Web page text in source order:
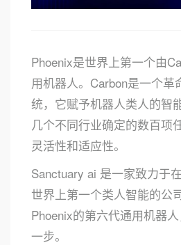
Phoenix是世界上第一个由
用机器人。Carbon是一个革
统，它赋予机器人类人的智
几个不同行业确定的数百项
灵活性和适应性。
Sanctuary ai 是一家致力于
世界上第一个类人智能的公
Phoenix的第六代通用机器
一步。